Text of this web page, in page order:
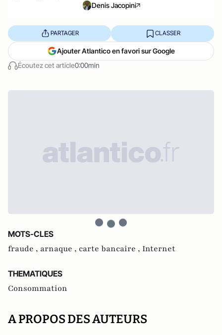
Denis Jacopini
Écoutez cet article0:00min
PARTAGER CLASSER
Ajouter Atlantico en favori sur Google
MOTS-CLES
fraude , arnaque , carte bancaire , Internet
THEMATIQUES
Consommation
A PROPOS DES AUTEURS